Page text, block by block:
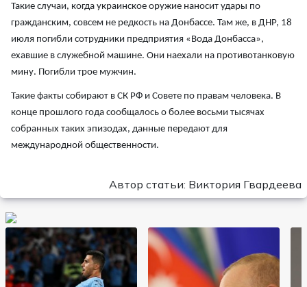
Такие случаи, когда украинское оружие наносит удары по
гражданским, совсем не редкость на Донбассе. Там же, в ДНР, 18
июля погибли сотрудники предприятия «Вода Донбасса»,
ехавшие в служебной машине. Они наехали на противотанковую
мину. Погибли трое мужчин.
Такие факты собирают в СК РФ и Совете по правам человека. В
конце прошлого года сообщалось о более восьми тысячах
собранных таких эпизодах, данные передают для
международной общественности.
Автор статьи: Виктория Гвардеева